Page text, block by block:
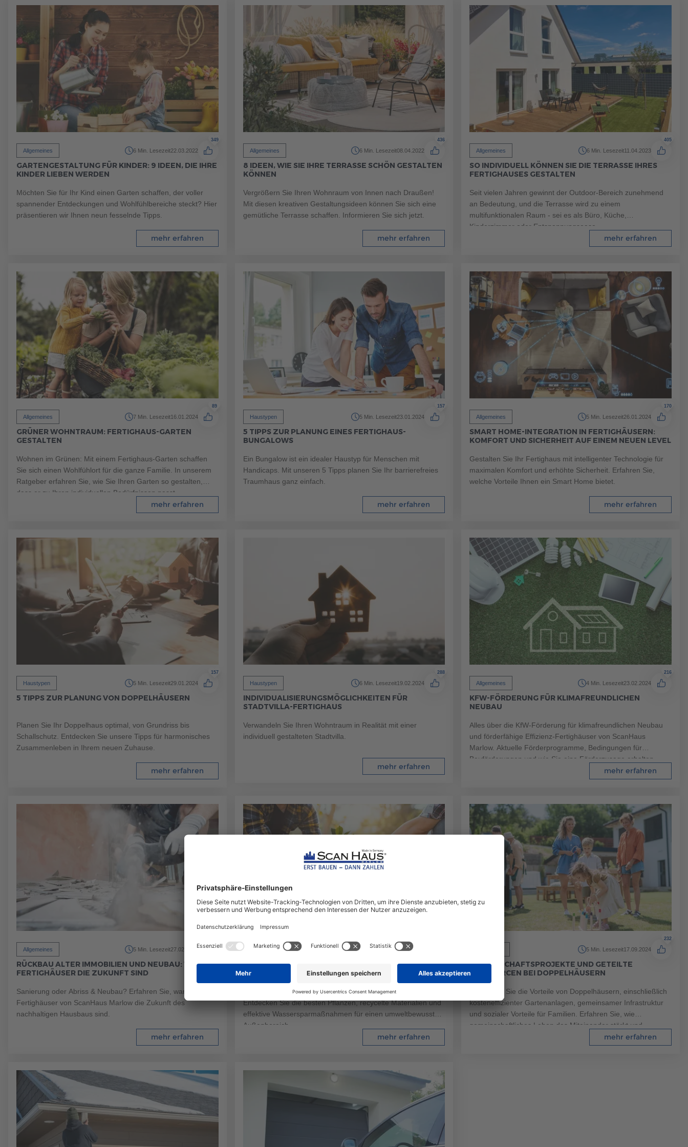
Aktionshaus
Brauchen Sie Hilfe? 038221 400 500 MUSTERHAUS FINDEN
QNG-Siegel
Brauchen Sie Hilfe? 038221 400 500 MUSTERHAUS FINDEN
Brauchen Sie Hilfe? 038221 400 500 MUSTERHAUS FINDEN
Allgemeines 6 Min. Lesezeit22.03.2022
349
GARTENGESTALTUNG FÜR KINDER: 9 IDEEN, DIE IHRE
KINDER LIEBEN WERDEN
Möchten Sie für Ihr Kind einen Garten schaffen, der voller
spannender Entdeckungen und Wohlfühlbereiche steckt? Hier
präsentieren wir Ihnen neun fesselnde Tipps.
mehr erfahren
Allgemeines 6 Min. Lesezeit08.04.2022
436
8 IDEEN, WIE SIE IHRE TERRASSE SCHÖN GESTALTEN
KÖNNEN
Vergrößern Sie Ihren Wohnraum von Innen nach Draußen!
Mit diesen kreativen Gestaltungsideen können Sie sich eine
gemütliche Terrasse schaffen. Informieren Sie sich jetzt.
mehr erfahren
Allgemeines 6 Min. Lesezeit11.04.2023
405
SO INDIVIDUELL KÖNNEN SIE DIE TERRASSE IHRES
FERTIGHAUSES GESTALTEN
Seit vielen Jahren gewinnt der Outdoor-Bereich zunehmend
an Bedeutung, und die Terrasse wird zu einem
multifunktionalen Raum - sei es als Büro, Küche,
Kinderzimmer oder Entspannungsoase.
mehr erfahren
Allgemeines 7 Min. Lesezeit16.01.2024
89
GRÜNER WOHNTRAUM: FERTIGHAUS-GARTEN
GESTALTEN
Wohnen im Grünen: Mit einem Fertighaus-Garten schaffen
Sie sich einen Wohlfühlort für die ganze Familie. In unserem
Ratgeber erfahren Sie, wie Sie Ihren Garten so gestalten,
dass er zu Ihren individuellen Bedürfnissen passt.
mehr erfahren
Haustypen 5 Min. Lesezeit23.01.2024
157
5 TIPPS ZUR PLANUNG EINES FERTIGHAUS-
BUNGALOWS
Ein Bungalow ist ein idealer Haustyp für Menschen mit
Handicaps. Mit unseren 5 Tipps planen Sie Ihr barrierefreies
Traumhaus ganz einfach.
mehr erfahren
Allgemeines 5 Min. Lesezeit26.01.2024
170
SMART HOME-INTEGRATION IN FERTIGHÄUSERN:
KOMFORT UND SICHERHEIT AUF EINEM NEUEN LEVEL
Gestalten Sie Ihr Fertighaus mit intelligenter Technologie für
maximalen Komfort und erhöhte Sicherheit. Erfahren Sie,
welche Vorteile Ihnen ein Smart Home bietet.
mehr erfahren
Haustypen 5 Min. Lesezeit29.01.2024
157
5 TIPPS ZUR PLANUNG VON DOPPELHÄUSERN
Planen Sie Ihr Doppelhaus optimal, von Grundriss bis
Schallschutz. Entdecken Sie unsere Tipps für harmonisches
Zusammenleben in Ihrem neuen Zuhause.
mehr erfahren
Haustypen 6 Min. Lesezeit19.02.2024
288
INDIVIDUALISIERUNGSMÖGLICHKEITEN FÜR
STADTVILLA-FERTIGHAUS
Verwandeln Sie Ihren Wohntraum in Realität mit einer
individuell gestalteten Stadtvilla.
mehr erfahren
Allgemeines 4 Min. Lesezeit23.02.2024
216
KFW-FÖRDERUNG FÜR KLIMAFREUNDLICHEN
NEUBAU
Alles über die KfW-Förderung für klimafreundlichen Neubau
und förderfähige Effizienz-Fertighäuser von ScanHaus
Marlow. Aktuelle Förderprogramme, Bedingungen für
Bauförderungen und wie Sie eine Förderzusage erhalten.
Staatliche Unterstützung für Ihr Traumhaus - jetzt informieren!
mehr erfahren
Allgemeines 5 Min. Lesezeit27.02.2024
RÜCKBAU ALTER IMMOBILIEN UND NEUBAU: WARUM
FERTIGHÄUSER DIE ZUKUNFT SIND
Sanierung oder Abriss & Neubau? Erfahren Sie, warum
Fertighäuser von ScanHaus Marlow die Zukunft des
nachhaltigen Hausbaus sind.
mehr erfahren
Allgemeines 5 Min. Lesezeit26.08.2024
KLIMAFREUNDLICHE GARTENGESTALTUNG:
NACHHALTIGE PFLANZEN UND MATERIALIEN,
WASSER- UND ENERGIESPARMASSNAHMEN
Gestalten Sie Ihren Garten klimafreundlich und nachhaltig:
Entdecken Sie die besten Pflanzen, recycelte Materialien und
effektive Wassersparmaßnahmen für einen umweltbewussten
Außenbereich.
mehr erfahren
5 Min. Lesezeit17.09.2024
232
GEMEINSCHAFTSPROJEKTE UND GETEILTE
RESSOURCEN BEI DOPPELHÄUSERN
Entdecken Sie die Vorteile von Doppelhäusern, einschließlich
kosteneffizienter Gartenanlagen, gemeinsamer Infrastruktur
und sozialer Vorteile für Familien. Erfahren Sie, wie
gemeinschaftliches Leben das Miteinander stärkt und
mehr erfahren